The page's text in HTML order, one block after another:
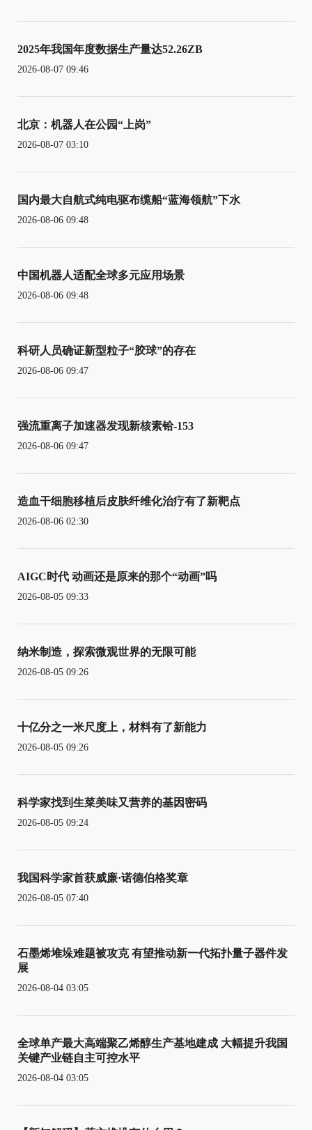
2025年我国年度数据生产量达52.26ZB
2026-08-07 09:46
北京：机器人在公园“上岗”
2026-08-07 03:10
国内最大自航式纯电驱布缆船“蓝海领航”下水
2026-08-06 09:48
中国机器人适配全球多元应用场景
2026-08-06 09:48
科研人员确证新型粒子“胶球”的存在
2026-08-06 09:47
强流重离子加速器发现新核素铪-153
2026-08-06 09:47
造血干细胞移植后皮肤纤维化治疗有了新靶点
2026-08-06 02:30
AIGC时代 动画还是原来的那个“动画”吗
2026-08-05 09:33
纳米制造，探索微观世界的无限可能
2026-08-05 09:26
十亿分之一米尺度上，材料有了新能力
2026-08-05 09:26
科学家找到生菜美味又营养的基因密码
2026-08-05 09:24
我国科学家首获威廉·诺德伯格奖章
2026-08-05 07:40
石墨烯堆垛难题被攻克 有望推动新一代拓扑量子器件发
展
2026-08-04 03:05
全球单产最大高端聚乙烯醇生产基地建成 大幅提升我国
关键产业链自主可控水平
2026-08-04 03:05